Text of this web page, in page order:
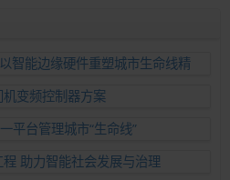
智能边缘硬件重塑城市生命线精
变频控制器方案
平台管理城市“生命线”
助力智能社会发展与治理